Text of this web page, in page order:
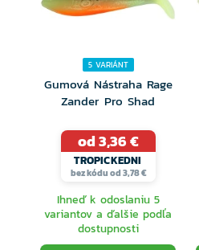
5 VARIÁNT
Gumová Nástraha Rage
Zander Pro Shad
od 3,36 €
TROPICKEDNI
bez kódu od 3,78 €
Ihneď k odoslaniu 5
variantov a ďalšie podľa
dostupnosti